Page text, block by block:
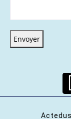
Envoyer